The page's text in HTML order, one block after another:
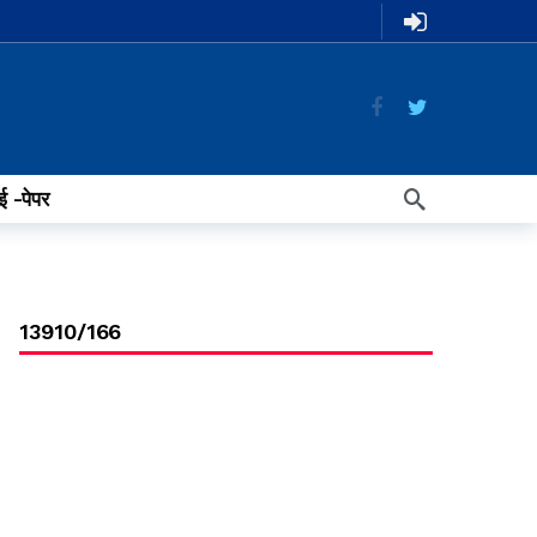
-पेपर
13910/166